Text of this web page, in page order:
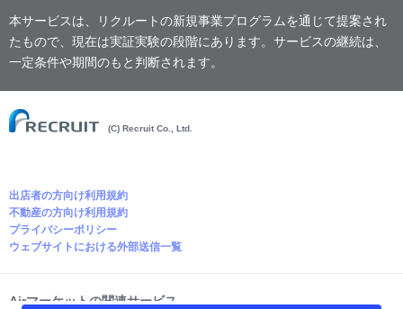
本サービスは、リクルートの新規事業プログラムを通じて提案され
たもので、現在は実証実験の段階にあります。サービスの継続は、
一定条件や期間のもと判断されます。
(C) Recruit Co., Ltd.
出店者の方向け利用規約
不動産の方向け利用規約
プライバシーポリシー
ウェブサイトにおける外部送信一覧
Airマーケットの関連サービス